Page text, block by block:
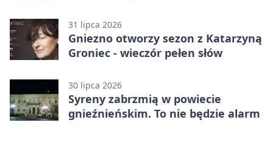
31 lipca 2026
Gniezno otworzy sezon z Katarzyną
Groniec - wieczór pełen słów
30 lipca 2026
Syreny zabrzmią w powiecie
gnieźnieńskim. To nie będzie alarm